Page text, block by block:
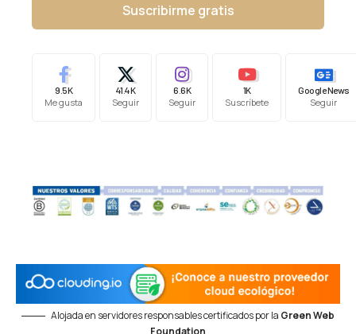
Suscribirme gratis
9.5K
Me gusta
41.4K
Seguir
6.6K
Seguir
1K
Suscríbete
Google News
Seguir
Alojada en servidores responsables certificados por la Green Web
Foundation